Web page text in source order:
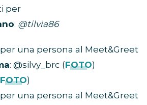
per
: @tilvia86
una persona al Meet&Greet
: @silvy_brc (FOTO)
FOTO)
una persona al Meet&Greet